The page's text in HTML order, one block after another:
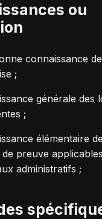
ou
connaissance
;
générale des
;
élémentaire
de preuve
administratifs ;